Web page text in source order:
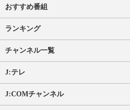
おすすめ番組
ランキング
チャンネル一覧
J:テレ
J:COMチャンネル